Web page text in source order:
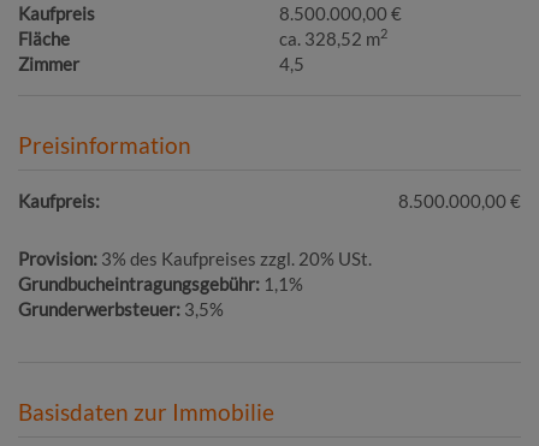
Kaufpreis
8.500.000,00 €
Fläche
ca. 328,52 m2
Zimmer 4,5
Preisinformation
Kaufpreis: 8.500.000,00 €
Provision: 3% des Kaufpreises zzgl. 20% USt.
Grundbucheintragungsgebühr: 1,1%
Grunderwerbsteuer: 3,5%
Basisdaten zur Immobilie